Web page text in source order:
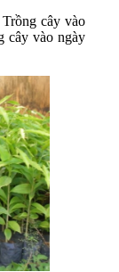
cây vào
cây vào ngày